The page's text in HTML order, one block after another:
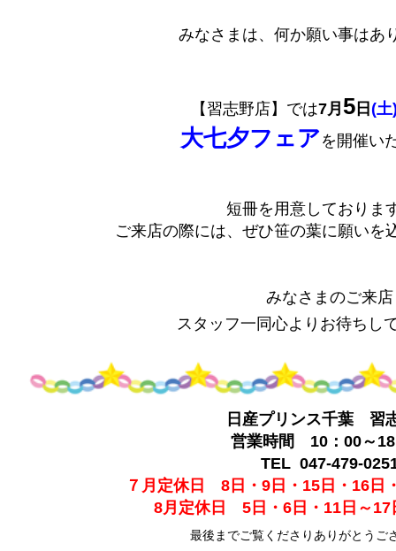
みなさまは、何か願い事はあ
【習志野店】では7月 5 日 (土
大七夕フェアを開催い
短冊を用意しておりま
ご来店の際には、ぜひ笹の葉に願いを
みなさまのご来店
スタッフ一同心よりお待ちし
日産プリンス千葉 習
営業時間 10：00～
TEL 047-479-
７月定休日 8日・9日・15日・16日
8月定休日 5日・6日・11日～17
最後までご覧くださりありがとうご